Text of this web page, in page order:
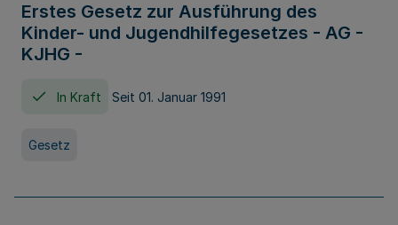
Erstes Gesetz zur Ausführung des
Kinder- und Jugendhilfegesetzes - AG -
KJHG -
In Kraft Seit 01. Januar 1991
Gesetz